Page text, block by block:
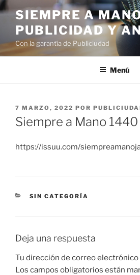
Saltar
contenido
SIEMPRE A
PUBLICIDAD Y
Con la garantía de Publiciudad
Menú
PUBLICADO
EL
7 MARZO, 2022 POR
Siempre a Mano 1440
https://issuu.com/
CATEGORÍAS
SIN CATEGORÍA
Deja una respuesta
Tu dirección de correo electrónico
Los campos obligatorios están